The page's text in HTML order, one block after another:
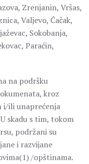
Zrenjanin, Vršas,
Valjevo, Čačak,
Sokobanja,
Paraćin,
na podršku
kroz
i/ili unaprećenja
skadu s tim, tokom
podržani su
i razvijane
/opštinama.